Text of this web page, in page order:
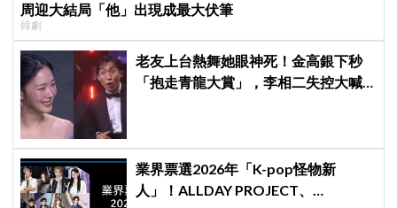
周迎大結局「他」出現成最大伏筆
韓劇
老友上台熱舞她眼神死！金高銀下秒
「抱走青龍大賞」，李相二失控大喊
業界票選2026年「K-pop怪物新
人」！ALLDAY PROJECT、